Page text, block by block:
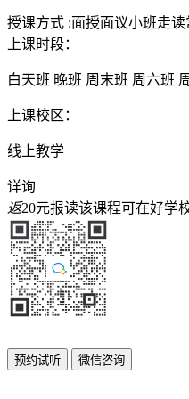
授课方式 :面授面议小班走读
上课时段：
白天班 晚班 周末班 周六班
上课校区：
线上教学
详询
返20元报读该课程可在好学